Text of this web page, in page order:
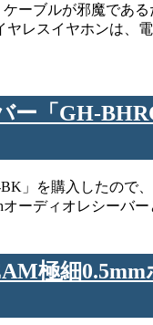
ーブルが邪魔であ
レスイヤホンは、
ー「GH-
」を購入したので
オーディオレシーバ
極細0.5mm